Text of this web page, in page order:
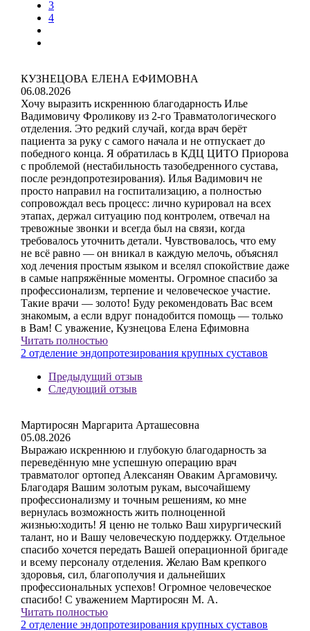
3
4
КУЗНЕЦОВА ЕЛЕНА ЕФИМОВНА
06.08.2026
Хочу выразить искреннюю благодарность Илье
Вадимовичу Фроликову из 2-го Травматологического
отделения. Это редкий случай, когда врач берёт
пациента за руку с самого начала и не отпускает до
победного конца. Я обратилась в КДЦ ЦИТО Приорова
с проблемой (нестабильность тазобедренного сустава,
после реэндопротезирования). Илья Вадимович не
просто направил на госпитализацию, а полностью
сопровождал весь процесс: лично курировал на всех
этапах, держал ситуацию под контролем, отвечал на
тревожные звонки и всегда был на связи, когда
требовалось уточнить детали. Чувствовалось, что ему
не всё равно — он вникал в каждую мелочь, объяснял
ход лечения простым языком и вселял спокойствие даже
в самые напряжённые моменты. Огромное спасибо за
профессионализм, терпение и человеческое участие.
Такие врачи — золото! Буду рекомендовать Вас всем
знакомым, а если вдруг понадобится помощь — только
в Вам! С уважение, Кузнецова Елена Ефимовна
Читать полностью
2 отделение эндопротезирования крупных суставов
Предыдущий отзыв
Следующий отзыв
Мартиросян Маргарита Арташесовна
05.08.2026
Выражаю искреннюю и глубокую благодарность за
переведённую мне успешную операцию врач
травматолог ортопед Алексанян Оваким Аргамовичу.
Благодаря Вашим золотым рукам, высочайшему
профессионализму и точным решениям, ко мне
вернулась возможность жить полноценной
жизнью:ходить! Я ценю не только Ваш хирургический
талант, но и Вашу человеческую поддержку. Отдельное
спасибо хочется передать Вашей операционной бригаде
и всему персоналу отделения. Желаю Вам крепкого
здоровья, сил, благополучия и дальнейших
профессиональных успехов! Огромное человеческое
спасибо! С уважением Мартиросян М. А.
Читать полностью
2 отделение эндопротезирования крупных суставов